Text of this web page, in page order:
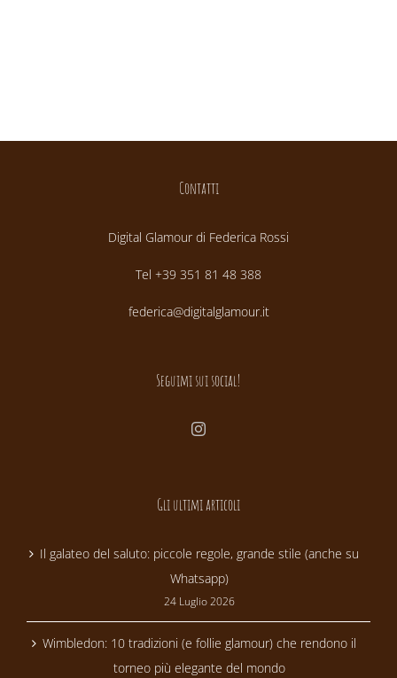
Contatti
Digital Glamour di Federica Rossi
Tel +39 351 81 48 388
federica@digitalglamour.it
Seguimi sui social!
Gli ultimi articoli
Il galateo del saluto: piccole regole, grande stile (anche su
Whatsapp)
24 Luglio 2026
Wimbledon: 10 tradizioni (e follie glamour) che rendono il
torneo più elegante del mondo